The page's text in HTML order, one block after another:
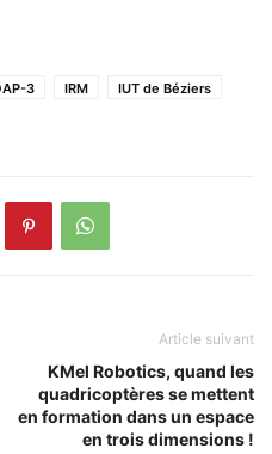
3 IRM
IUT de Béziers
Article suivant
KMel Robotics, quand les
quadricoptères se mettent
en formation dans un espace
en trois dimensions !